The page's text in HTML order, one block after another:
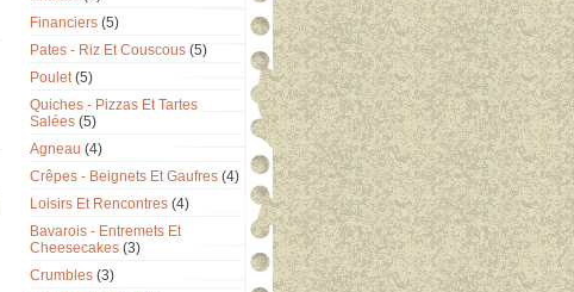
Financiers (5)
Pates - Riz Et Couscous (5)
Poulet(5)
Quiches - Pizzas Et Tartes
Salées (5)
Agneau (4)
Crêpes - Beignets Et Gaufres (4)
Loisirs Et Rencontres (4)
Bavarois - Entremets Et
Cheesecakes (3)
Crumbles (3)